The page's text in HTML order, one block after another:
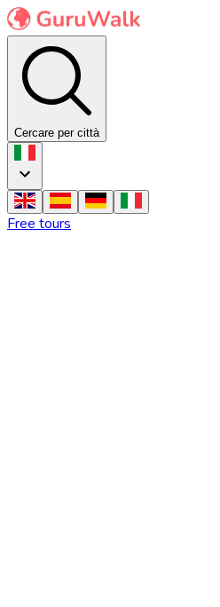
Cercare per città
Free tours